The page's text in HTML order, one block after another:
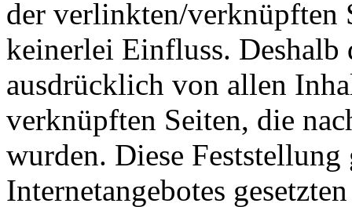
der verlinkten/verknüpften
keinerlei Einfluss.
ausdrücklich von allen
verknüpften Seiten, die
wurden. Diese
Internetangebotes